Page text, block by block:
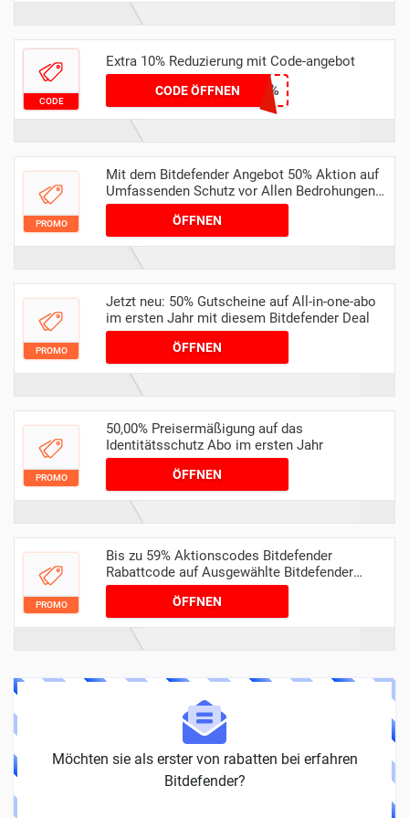
CODE
Extra 10% Reduzierung mit Code-angebot
CODE ÖFFNEN
SOFTWARE-10%
PROMO
Mit dem Bitdefender Angebot 50% Aktion auf
Umfassenden Schutz vor Allen Bedrohungen
sichern
ÖFFNEN
PROMO
Jetzt neu: 50% Gutscheine auf All-in-one-abo
im ersten Jahr mit diesem Bitdefender Deal
ÖFFNEN
PROMO
50,00% Preisermäßigung auf das
Identitätsschutz Abo im ersten Jahr
ÖFFNEN
PROMO
Bis zu 59% Aktionscodes Bitdefender
Rabattcode auf Ausgewählte Bitdefender
Produkte
ÖFFNEN
Möchten sie als erster von rabatten bei erfahren
Bitdefender?